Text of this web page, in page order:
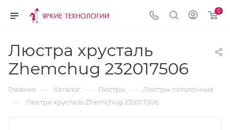
0
Люстра хрусталь
Zhemchug 232017506
Главная — Каталог — Люстры — Люстры потолочные
— Люстра хрусталь Zhemchug 232017506